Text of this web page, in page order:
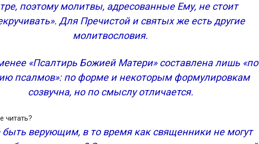
поэтому молитвы, адресованные Ему, не стоит
Для Пречистой и святых же есть другие
молитвословия.
«Псалтирь Божией Матери» составлена лишь «по
псалмов»: по форме и некоторым формулировкам
созвучна, но по смыслу отличается.
читать?
верующим, в то время как священники не могут